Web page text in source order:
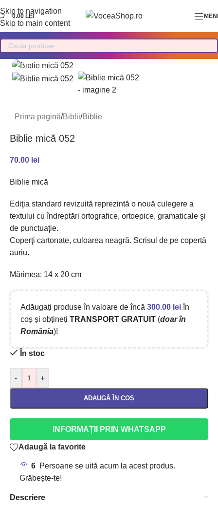
Skip to navigation
Skip to main content
0.00 LEI
Mărește imaginea
Prima pagină/Biblii/Biblie
Biblie mică 052
70.00 lei
Biblie mică
Ediţia standard revizuită reprezintă o nouă culegere a
textului cu îndreptări ortografice, ortoepice, gramaticale şi
de punctuaţie.
Coperţi cartonate, culoarea neagră. Scrisul de pe copertă
auriu.
Mărimea: 14 x 20 cm
Adăugați produse în valoare de încă 300.00 leiîn
coș și obțineți TRANSPORT GRATUIT (doar în
România)!
În stoc
- +
ADAUGĂ ÎN COȘ
INFORMAȚII PRIN WHATSAPP
Adaugă la favorite
6 Persoane se uită acum la acest produs.
Grăbește-te!
Descriere